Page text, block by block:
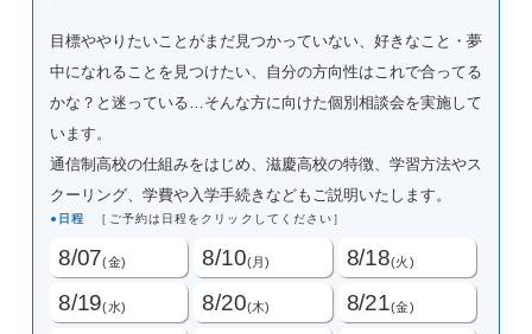
目標ややりたいことがまだ見つかっていない、好きなこと・夢
中になれることを見つけたい、自分の方向性はこれで合ってる
かな？と迷っている…そんな方に向けた個別相談会を実施して
います。
通信制高校の仕組みをはじめ、滋慶高校の特徴、学習方法やス
クーリング、学費や入学手続きなどもご説明いたします。
日程 ［ご予約は日程をクリックしてください］
8/07(金) 8/10(月) 8/18(火)
8/19(水) 8/20(木) 8/21(金)